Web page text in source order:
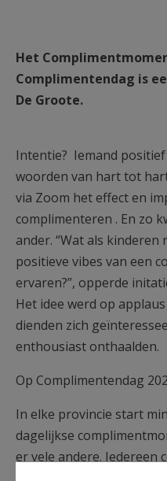
Het
Complimentendag is
De Groote.
Intentie? Iemand
woorden van hart tot
via Zoom het effect en
complimenteren . En zo
ander. “Wat als kinderen
positieve vibes van een
ervaren?”, opperde
Het idee werd op
dienden zich
enthousiast onthaalden.
Op Complimentendag
In elke provincie start
dagelijkse
er vele andere. Iedereen